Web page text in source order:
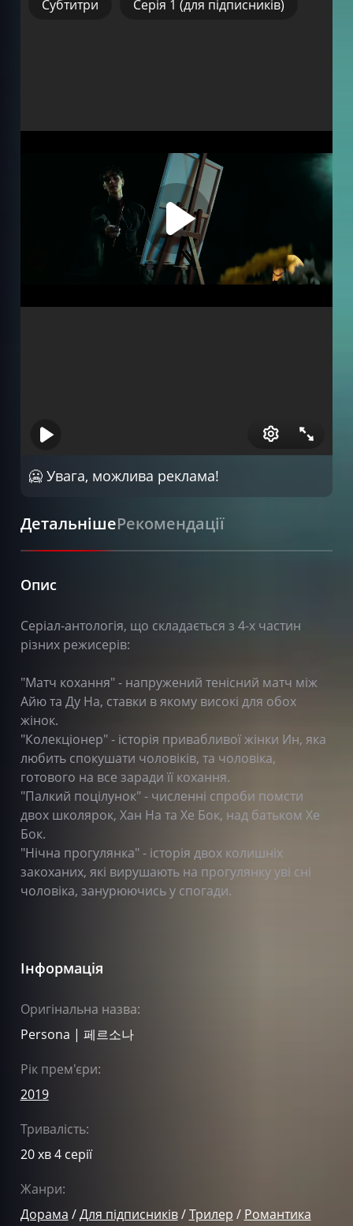
Серія 1 (для підписників)
Субтитри
🥶 Увага, можлива реклама!
ДетальнішеРекомендації
Опис
Cеріал-антологія, що складається з 4-х частин
різних режисерів:
"Матч кохання" - напружений тенісний матч між
Айю та Ду На, ставки в якому високі для обох
жінок.
"Колекціонер" - історія привабливої жінки Ин, яка
любить спокушати чоловіків, та чоловіка,
готового на все заради її кохання.
"Палкий поцілунок" - численні спроби помсти
двох школярок, Хан На та Хе Бок, над батьком Хе
Бок.
"Нічна прогулянка" - історія двох колишніх
закоханих, які вирушають на прогулянку уві сні
чоловіка, занурюючись у спогади.
Інформація
Оригінальна назва:
Persona | 페르소나
Рік прем'єри:
2019
Тривалість:
20 хв 4 серії
Жанри:
Дорама /Для підписників/Трилер / Романтика